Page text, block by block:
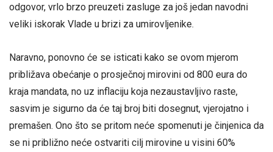
odgovor, vrlo brzo preuzeti zasluge za još jedan navodni
veliki iskorak Vlade u brizi za umirovljenike.
Naravno, ponovno će se isticati kako se ovom mjerom
približava obećanje o prosječnoj mirovini od 800 eura do
kraja mandata, no uz inflaciju koja nezaustavljivo raste,
sasvim je sigurno da će taj broj biti dosegnut, vjerojatno i
premašen. Ono što se pritom neće spomenuti je činjenica da
se ni približno neće ostvariti cilj mirovine u visini 60%